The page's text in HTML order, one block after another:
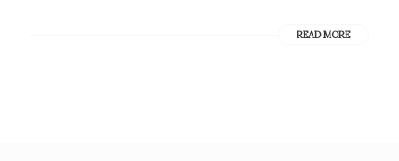
READ MORE